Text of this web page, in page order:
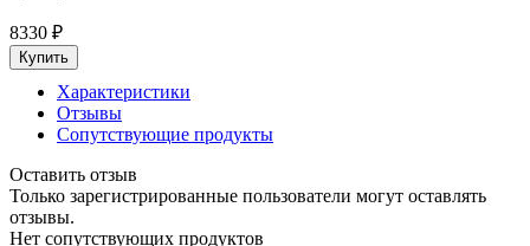
8330 ₽
Характеристики
Отзывы
Сопутствующие продукты
Оставить отзыв
Только зарегистрированные пользователи могут оставлять
отзывы.
Нет сопутствующих продуктов